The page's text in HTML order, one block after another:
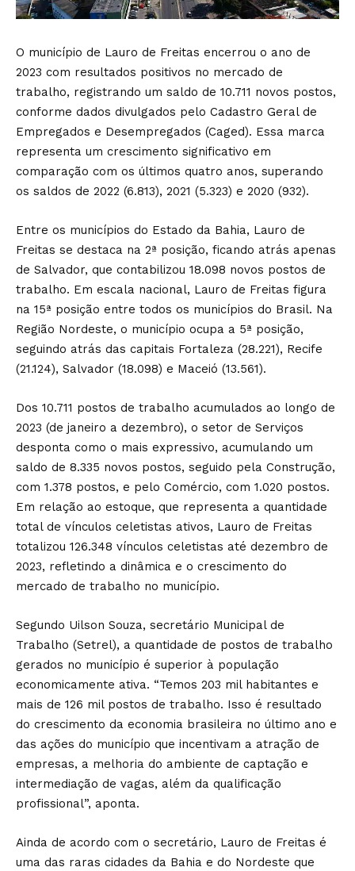
O município de Lauro de Freitas encerrou o ano de
2023 com resultados positivos no mercado de
trabalho, registrando um saldo de 10.711 novos postos,
conforme dados divulgados pelo Cadastro Geral de
Empregados e Desempregados (Caged). Essa marca
representa um crescimento significativo em
comparação com os últimos quatro anos, superando
os saldos de 2022 (6.813), 2021 (5.323) e 2020 (932).
Entre os municípios do Estado da Bahia, Lauro de
Freitas se destaca na 2ª posição, ficando atrás apenas
de Salvador, que contabilizou 18.098 novos postos de
trabalho. Em escala nacional, Lauro de Freitas figura
na 15ª posição entre todos os municípios do Brasil. Na
Região Nordeste, o município ocupa a 5ª posição,
seguindo atrás das capitais Fortaleza (28.221), Recife
(21.124), Salvador (18.098) e Maceió (13.561).
Dos 10.711 postos de trabalho acumulados ao longo de
2023 (de janeiro a dezembro), o setor de Serviços
desponta como o mais expressivo, acumulando um
saldo de 8.335 novos postos, seguido pela Construção,
com 1.378 postos, e pelo Comércio, com 1.020 postos.
Em relação ao estoque, que representa a quantidade
total de vínculos celetistas ativos, Lauro de Freitas
totalizou 126.348 vínculos celetistas até dezembro de
2023, refletindo a dinâmica e o crescimento do
mercado de trabalho no município.
Segundo Uilson Souza, secretário Municipal de
Trabalho (Setrel), a quantidade de postos de trabalho
gerados no município é superior à população
economicamente ativa. “Temos 203 mil habitantes e
mais de 126 mil postos de trabalho. Isso é resultado
do crescimento da economia brasileira no último ano e
das ações do município que incentivam a atração de
empresas, a melhoria do ambiente de captação e
intermediação de vagas, além da qualificação
profissional”, aponta.
Ainda de acordo com o secretário, Lauro de Freitas é
uma das raras cidades da Bahia e do Nordeste que